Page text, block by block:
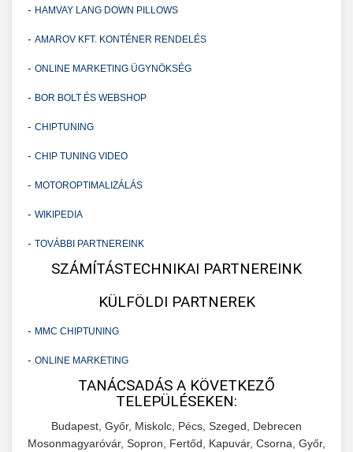
- HAMVAY LANG DOWN PILLOWS
- AMAROV KFT. KONTÉNER RENDELÉS
- ONLINE MARKETING ÜGYNÖKSÉG
- BOR BOLT ÉS WEBSHOP
- CHIPTUNING
- CHIP TUNING VIDEO
- MOTOROPTIMALIZÁLÁS
- WIKIPEDIA
- TOVÁBBI PARTNEREINK
SZÁMÍTÁSTECHNIKAI PARTNEREINK
KÜLFÖLDI PARTNEREK
- MMC CHIPTUNING
- ONLINE MARKETING
TANÁCSADÁS A KÖVETKEZŐ
TELEPÜLÉSEKEN:
Budapest, Győr, Miskolc, Pécs, Szeged, Debrecen
Mosonmagyaróvár, Sopron, Fertőd, Kapuvár, Csorna, Győr,